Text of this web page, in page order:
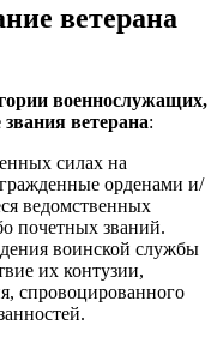
ветерана
военнослужащих,
ветерана:
силах на
орденами и/
ведомственных
почетных званий.
воинской службы
их контузии,
спровоцированного